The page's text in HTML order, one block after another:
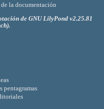
la documentación
de GNU LilyPond v2.25.81
pentagramas